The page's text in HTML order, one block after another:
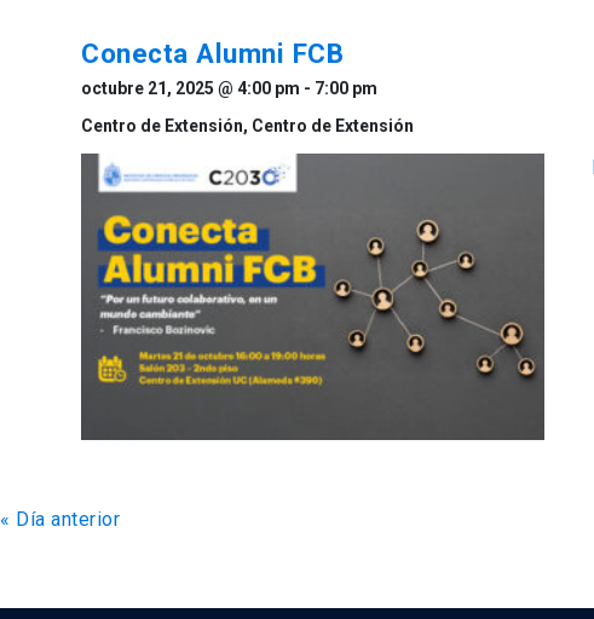
Conecta Alumni FCB
octubre 21, 2025 @ 4:00 pm - 7:00 pm
Centro de Extensión, Centro de Extensión
« Día anterior